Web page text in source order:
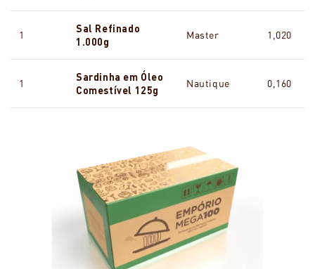
1
Sal Refinado
1.000g
Master 1,020
1
Sardinha em Óleo
Comestível 125g
Nautique 0,160